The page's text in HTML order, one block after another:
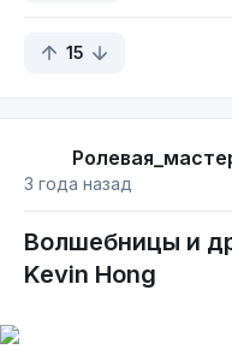
15
3 года назад
Волшебницы и
Kevin Hong